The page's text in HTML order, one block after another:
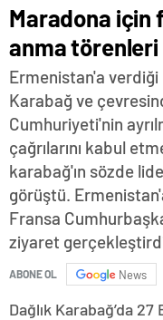
Maradona için
anma törenleri
Ermenistan'a verdiği
Karabağ ve
Cumhuriyeti'nin
çağrılarını kabul
karabağ'ın sözde
görüştü.
Fransa
ziyaret
ABONE OL News
Dağlık Karabağ’da